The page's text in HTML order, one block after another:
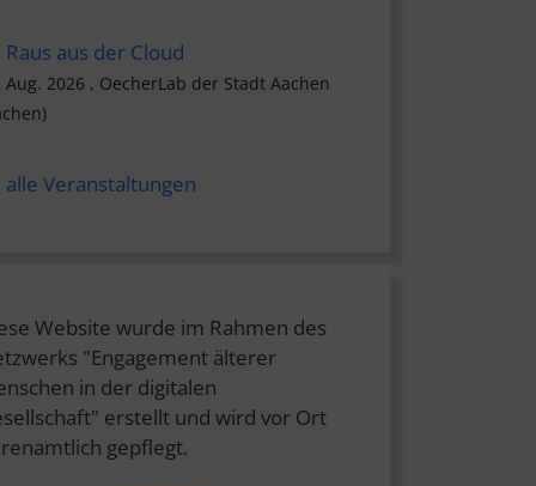
Raus aus der Cloud
Aug. 2026 , OecherLab der Stadt Aachen
alle Veranstaltungen
Website wurde im Rahmen des
"Engagement älterer
in der digitalen
erstellt und wird vor Ort
gepflegt.